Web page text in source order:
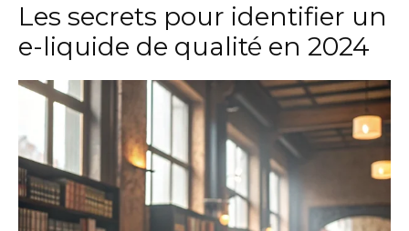
Les secrets pour identifier un
e-liquide de qualité en 2024